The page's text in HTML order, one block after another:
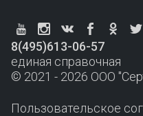
8(495)613-06-57
единая справочная
© 2021 - 2026 ООО
Пользовательское